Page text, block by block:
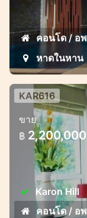
คอนโด / อ
หาดในหาน
Cosy
The studio
the famous
KAR616
ขาย
฿ 2,200,000
Karon Hill
คอนโด / อ